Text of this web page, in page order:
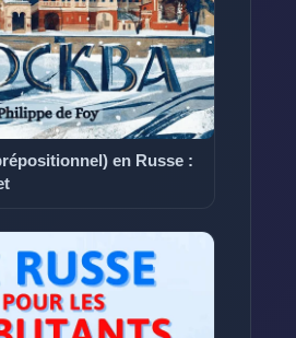
en Russe :